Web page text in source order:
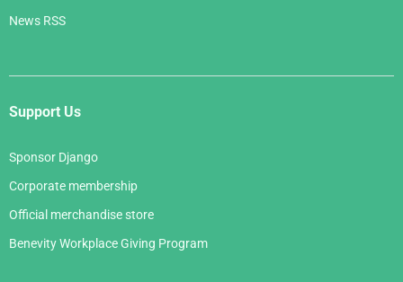
News RSS
Support Us
Sponsor Django
Corporate membership
Official merchandise store
Benevity Workplace Giving Program